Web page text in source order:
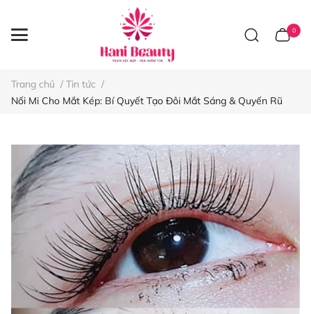
0
Trang chủ / Tin tức /
Nối Mi Cho Mắt Kép: Bí Quyết Tạo Đôi Mắt Sáng & Quyến Rũ